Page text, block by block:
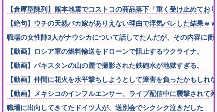
【倉庫型陳列】熊本地震でコストコの商品落下「重く受け止めて
【絶句】ウチの天然バカ嫁がありえない理由で浮気バレした結果ｗ
職場の女性陣3人がナウシカについて話してたんだが、その内容に衝
【動画】ロシア軍の燃料輸送をドローンで阻止するウクライナ。
【動画】パキスタンの山の麓で撮影された鉄砲水が地獄すぎる。
【動画】仲間に花火を水平撃ちしようとして障害を負ったかもしれ
【動画】メキシコのインフルエンサー、ライブ配信中に襲撃されて
職場に出向してきてたドイツ人が、送別会でシクシク泣きだした